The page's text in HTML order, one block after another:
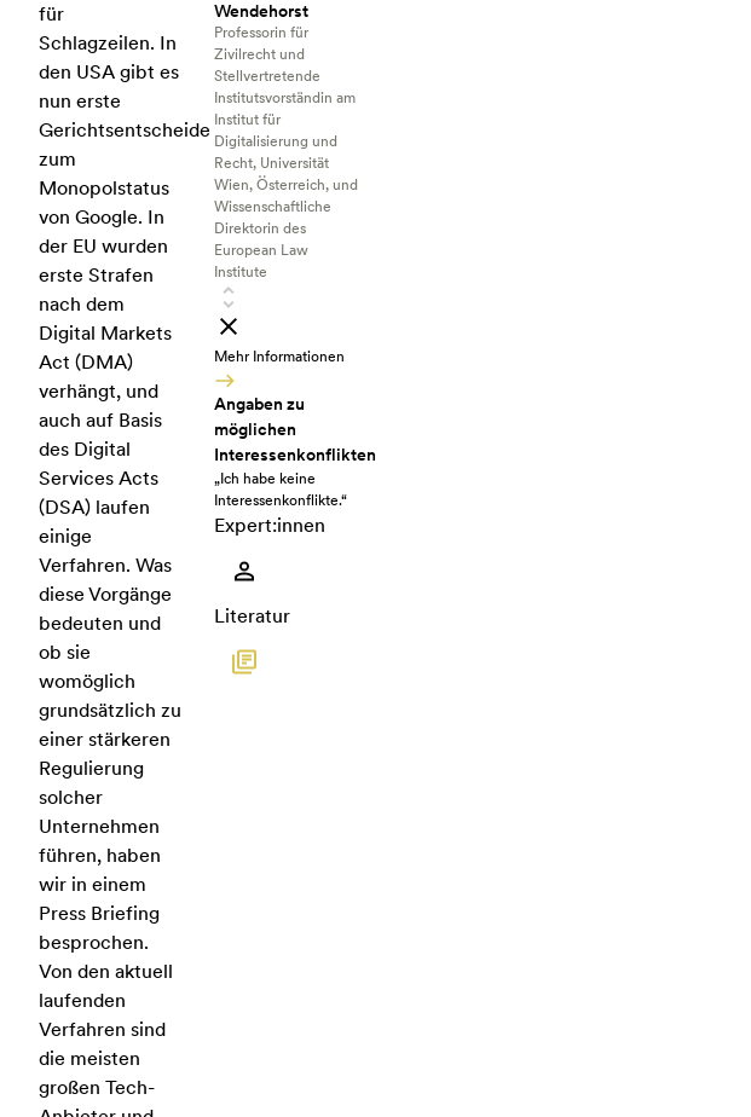
für
Schlagzeilen. In
den USA gibt es
nun erste
Gerichtsentscheide
zum
Monopolstatus
von Google. In
der EU wurden
erste Strafen
nach dem
Digital Markets
Act (DMA)
verhängt, und
auch auf Basis
des Digital
Services Acts
(DSA) laufen
einige
Verfahren. Was
diese Vorgänge
bedeuten und
ob sie
womöglich
grundsätzlich zu
einer stärkeren
Regulierung
solcher
Unternehmen
führen, haben
wir in einem
Press Briefing
besprochen.
Von den aktuell
laufenden
Verfahren sind
die meisten
großen Tech-
Wendehorst
Professorin für
Zivilrecht und
Stellvertretende
Institutsvorständin am
Institut für
Digitalisierung und
Recht, Universität
Wien, Österreich, und
Wissenschaftliche
Direktorin des
European Law
Institute
Mehr Informationen
Angaben zu
möglichen
Interessenkonflikten
„Ich habe keine
Interessenkonflikte.“
Expert:innen
Literatur